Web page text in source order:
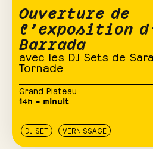
Ouverture de
l’exposition
Barrada
avec les DJ Sets de
Tornade
Grand Plateau
14h – minuit
DJ SET VERNISSAGE